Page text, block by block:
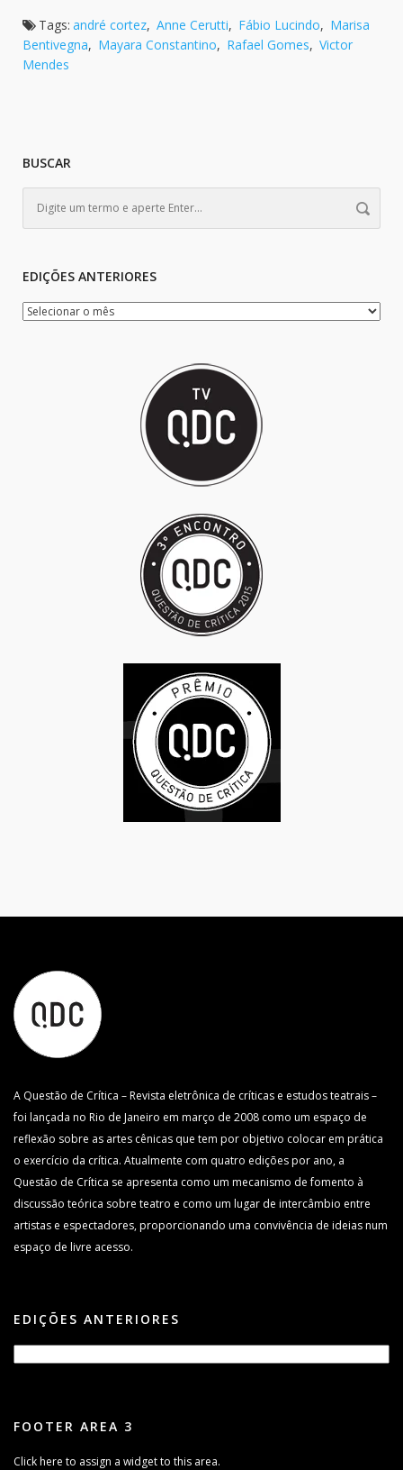
Tags: andré cortez, Anne Cerutti, Fábio Lucindo, Marisa
Bentivegna, Mayara Constantino, Rafael Gomes, Victor
Mendes
BUSCAR
EDIÇÕES ANTERIORES
A Questão de Crítica – Revista eletrônica de críticas e estudos teatrais –
foi lançada no Rio de Janeiro em março de 2008 como um espaço de
reflexão sobre as artes cênicas que tem por objetivo colocar em prática
o exercício da crítica. Atualmente com quatro edições por ano, a
Questão de Crítica se apresenta como um mecanismo de fomento à
discussão teórica sobre teatro e como um lugar de intercâmbio entre
artistas e espectadores, proporcionando uma convivência de ideias num
espaço de livre acesso.
EDIÇÕES ANTERIORES
FOOTER AREA 3
Click here to assign a widget to this area.